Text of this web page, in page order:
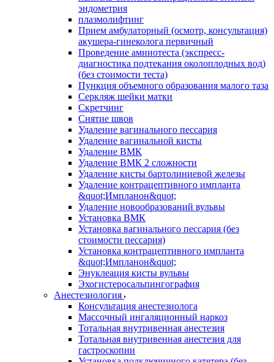
эндометрия
плазмолифтинг
Прием амбулаторный (осмотр, консультация)
акушера-гинеколога первичный
Проведение амниотеста (экспресс-
диагностика подтекания околоплодных вод)
(без стоимости теста)
Пункция объемного образования малого таза
Серкляж шейки матки
Скретчинг
Снятие швов
Удаление вагинального пессария
Удаление вагинальной кисты
Удаление ВМК
Удаление ВМК 2 сложности
Удаление кисты бартолиниевой железы
Удаление контрацептивного импланта
&quot;Импланон&quot;
Удаление новообразований вульвы
Установка ВМК
Установка вагинального пессария (без
стоимости пессария)
Установка контрацептивного импланта
&quot;Импланон&quot;
Энуклеация кисты вульвы
Эхогистеросальпингография
Анестезиология
Консультация анестезиолога
Массочный ингаляционный наркоз
Тотальная внутривенная анестезия
Тотальная внутривенная анестезия для
гастроскопии